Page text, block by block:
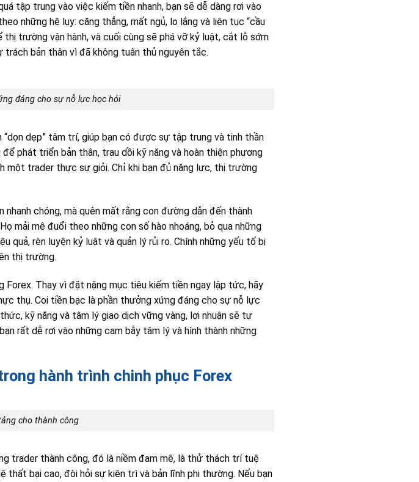
tập trung vào việc kiếm tiền nhanh, bạn sẽ dễ dàng rơi vào
những hệ lụy: căng thẳng, mất ngủ, lo lắng và liên tục “cầu
trường vận hành, và cuối cùng sẽ phá vỡ kỷ luật, cắt lỗ sớm
bản thân vì đã không tuân thủ nguyên tắc.
đáng cho sự nỗ lực học hỏi
dẹp” tâm trí, giúp bạn có được sự tập trung và tinh thần
phát triển bản thân, trau dồi kỹ năng và hoàn thiện phương
một trader thực sự giỏi. Chỉ khi bạn đủ năng lực, thị trường
chóng, mà quên mất rằng con đường dẫn đến thành
mải mê đuổi theo những con số hào nhoáng, bỏ qua những
quả, rèn luyện kỷ luật và quản lý rủi ro. Chính những yếu tố bị
thị trường.
Thay vì đặt nặng mục tiêu kiếm tiền ngay lập tức, hãy
thụ. Coi tiền bạc là phần thưởng xứng đáng cho sự nỗ lực
kỹ năng và tâm lý giao dịch vững vàng, lợi nhuận sẽ tự
rất dễ rơi vào những cạm bẫy tâm lý và hình thành những
hành trình chinh phục Forex
cho thành công
trader thành công, đó là niềm đam mê, là thử thách trí tuệ
bại cao, đòi hỏi sự kiên trì và bản lĩnh phi thường. Nếu bạn